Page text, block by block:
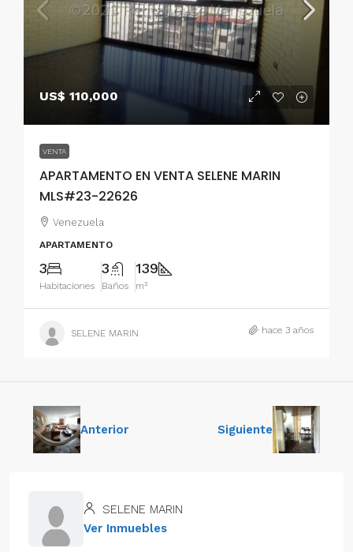
US$ 110,000
VENTA
APARTAMENTO EN VENTA SELENE MARIN
MLS#23-22626
Venezuela
APARTAMENTO
3
Habitaciones
3
Baños
139
m²
SELENE MARIN hace 3 años
Anterior Siguiente
SELENE MARIN
Ver Inmuebles